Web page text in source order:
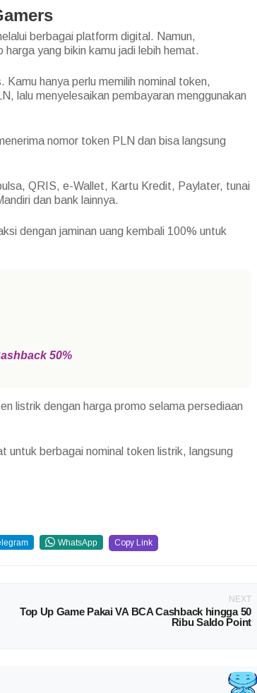
berbagai platform digital. Namun,
yang bikin kamu jadi lebih hemat.
hanya perlu memilih nominal token,
lalu menyelesaikan pembayaran menggunakan
nomor token PLN dan bisa langsung
QRIS, e-Wallet, Kartu Kredit, Paylater, tunai
dan bank lainnya.
dengan jaminan uang kembali 100% untuk
50%
listrik dengan harga promo selama persediaan
untuk berbagai nominal token listrik, langsung
WhatsApp Copy Link
NEXT
Top Up Game Pakai VA BCA Cashback hingga 50
Ribu Saldo Point